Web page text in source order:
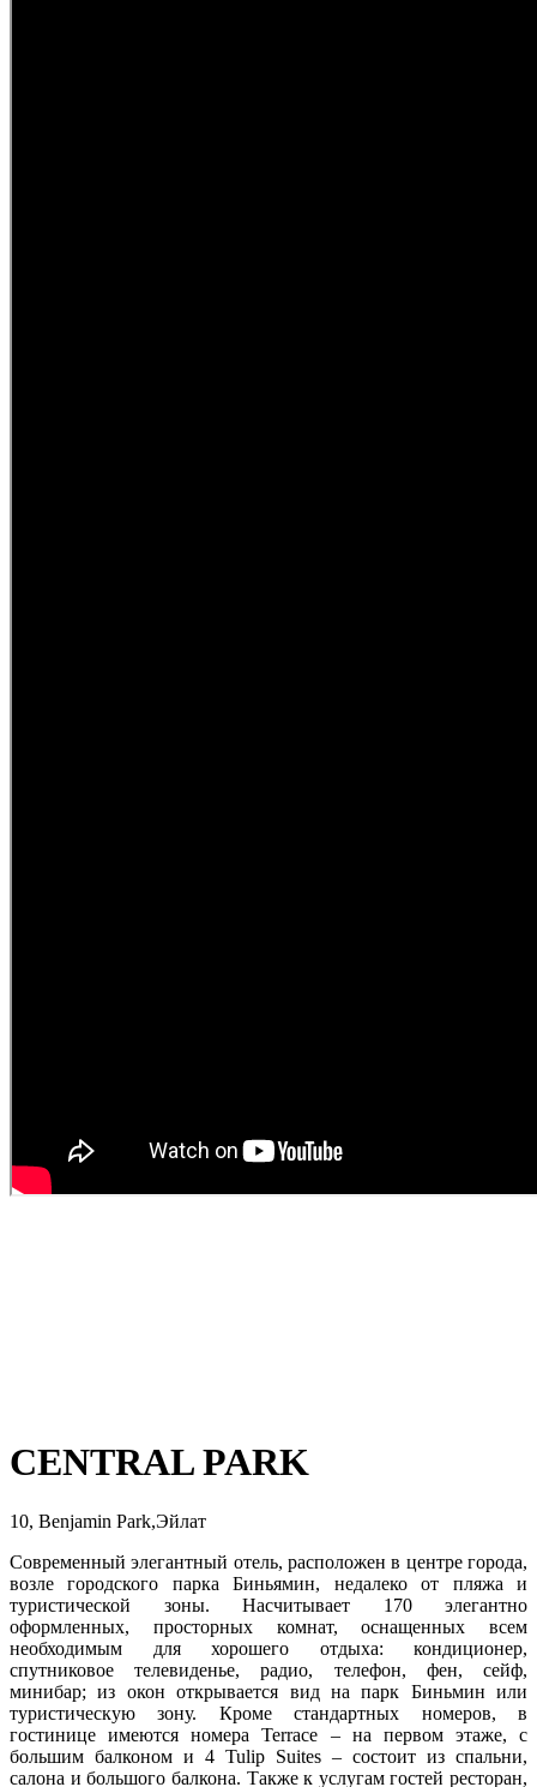
CENTRAL PARK
10, Benjamin Park,Эйлат
Современный элегантный отель, расположен в центре города,
возле городского парка Биньямин, недалеко от пляжа и
туристической зоны. Насчитывает 170 элегантно
оформленных, просторных комнат, оснащенных всем
необходимым для хорошего отдыха: кондиционер,
спутниковое телевиденье, радио, телефон, фен, сейф,
минибар; из окон открывается вид на парк Биньмин или
туристическую зону. Кроме стандартных номеров, в
гостинице имеются номера Terrace – на первом этаже, с
большим балконом и 4 Tulip Suites – состоит из спальни,
салона и большого балкона. Также к услугам гостей ресторан,